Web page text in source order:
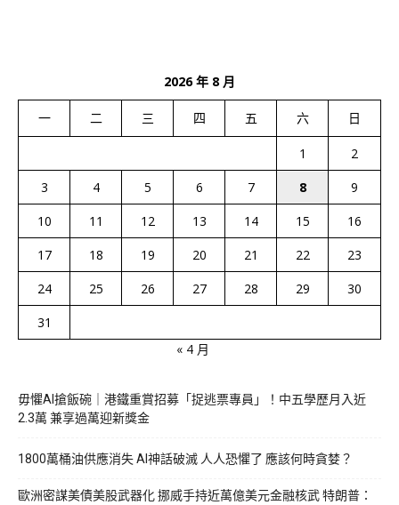
2026 年 8 月
一 二 三 四 五 六 日
1
2
3
4 5 6 7 8
9
10
11 12 13 14 15
16
17
18 19 20 21 22
23
24
25 26 27 28 29
30
31
« 4 月
毋懼AI搶飯碗｜港鐵重賞招募「捉逃票專員」！中五學歷月入近
2.3萬 兼享過萬迎新獎金
1800萬桶油供應消失 AI神話破滅 人人恐懼了 應該何時貪婪？
歐洲密謀美債美股武器化 挪威手持近萬億美元金融核武 特朗普：